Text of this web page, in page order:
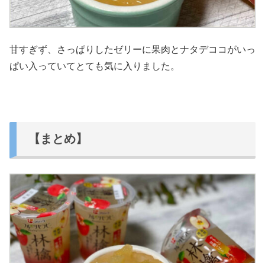
甘すぎず、さっぱりしたゼリーに果肉とナタデココがいっ
ぱい入っていてとても気に入りました。
【まとめ】